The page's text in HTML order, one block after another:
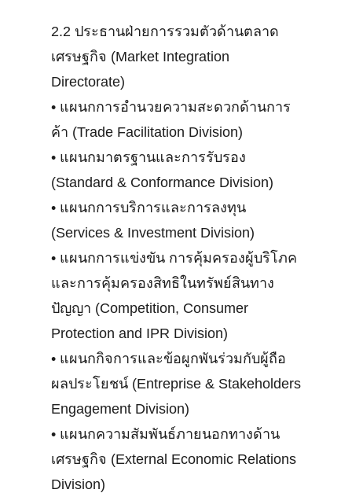
2.2 ประธานฝ่ายการรวมตัวด้านตลาด
เศรษฐกิจ (Market Integration
Directorate)
• แผนกการอำนวยความสะดวกด้านการ
ค้า (Trade Facilitation Division)
• แผนกมาตรฐานและการรับรอง
(Standard & Conformance Division)
• แผนกการบริการและการลงทุน
(Services & Investment Division)
• แผนกการแข่งขัน การคุ้มครองผู้บริโภค
และการคุ้มครองสิทธิในทรัพย์สินทาง
ปัญญา (Competition, Consumer
Protection and IPR Division)
• แผนกกิจการและข้อผูกพันร่วมกับผู้ถือ
ผลประโยชน์ (Entreprise & Stakeholders
Engagement Division)
• แผนกความสัมพันธ์ภายนอกทางด้าน
เศรษฐกิจ (External Economic Relations
Division)